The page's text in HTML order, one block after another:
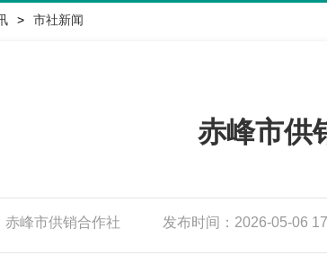
> 市社新闻
赤峰市供
赤峰市供销合作社 发布时间：2026-05-06